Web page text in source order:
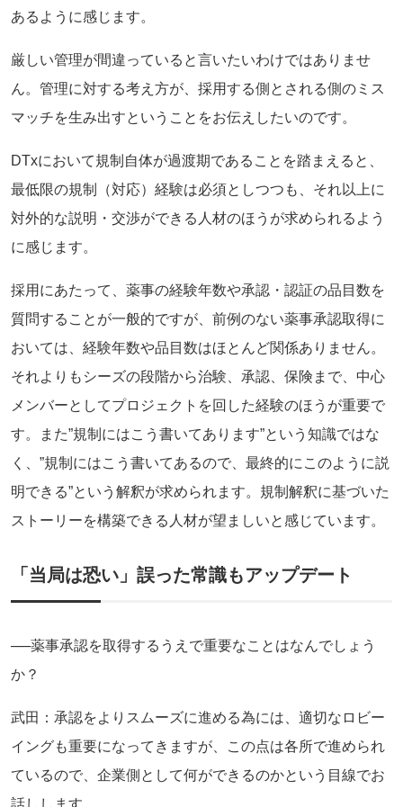
あるように感じます。
厳しい管理が間違っていると言いたいわけではありませ
ん。管理に対する考え方が、採用する側とされる側のミス
マッチを生み出すということをお伝えしたいのです。
DTxにおいて規制自体が過渡期であることを踏まえると、
最低限の規制（対応）経験は必須としつつも、それ以上に
対外的な説明・交渉ができる人材のほうが求められるよう
に感じます。
採用にあたって、薬事の経験年数や承認・認証の品目数を
質問することが一般的ですが、前例のない薬事承認取得に
おいては、経験年数や品目数はほとんど関係ありません。
それよりもシーズの段階から治験、承認、保険まで、中心
メンバーとしてプロジェクトを回した経験のほうが重要で
す。また”規制にはこう書いてあります”という知識ではな
く、”規制にはこう書いてあるので、最終的にこのように説
明できる”という解釈が求められます。規制解釈に基づいた
ストーリーを構築できる人材が望ましいと感じています。
「当局は恐い」誤った常識もアップデート
──薬事承認を取得するうえで重要なことはなんでしょう
か？
武田：承認をよりスムーズに進める為には、適切なロビー
イングも重要になってきますが、この点は各所で進められ
ているので、企業側として何ができるのかという目線でお
話しします。